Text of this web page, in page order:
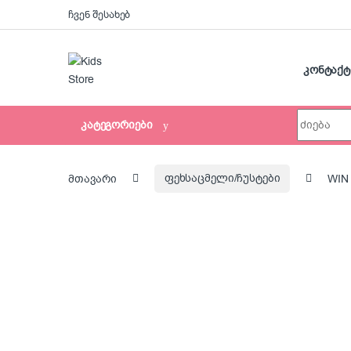
Skip to navigation
Skip to contentჩვენ შესახებ
კატეგორიები
მთავარი ფეხსაცმელი/ჩუსტები